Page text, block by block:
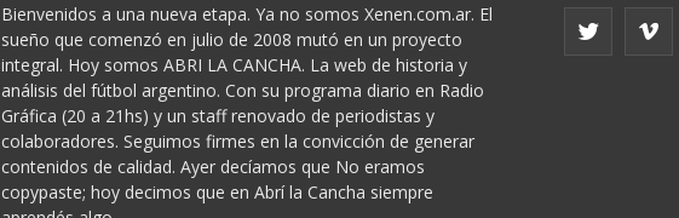
Bienvenidos a una nueva etapa. Ya no somos Xenen.com.ar. El
sueño que comenzó en julio de 2008 mutó en un proyecto
integral. Hoy somos ABRI LA CANCHA. La web de historia y
análisis del fútbol argentino. Con su programa diario en Radio
Gráfica (20 a 21hs) y un staff renovado de periodistas y
colaboradores. Seguimos firmes en la convicción de generar
contenidos de calidad. Ayer decíamos que No eramos
copypaste; hoy decimos que en Abrí la Cancha siempre